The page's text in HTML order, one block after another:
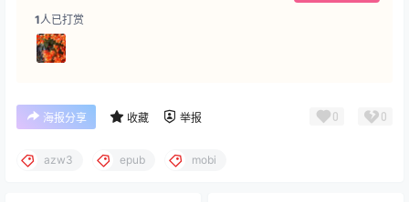
1人已打赏
海报分享 收藏 举报 0 0
azw3 epub mobi